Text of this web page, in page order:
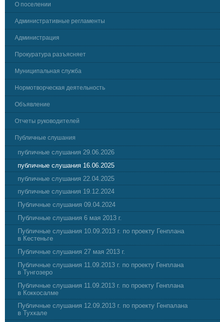
О поселении
Административные регламенты
Администрация
Прокуратура разъясняет
Муниципальная служба
Нормотворческая деятельность
Объявление
Отчеты руководителей
Публичные слушания
публичные слушания 29.06.2026
публичные слушания 16.06.2025
публичные слушания 22.04.2025
публичные слушания 19.12.2024
Публичные слушания 09.04.2024
Публичные слушания 6 мая 2013 г.
Публичные слушания 10.09.2013 г. по проекту Генплана
в Кестеньге
Публичные слушания 27 мая 2013 г.
Публичные слушания 11.09.2013 г. по проекту Генплана
в Тунгозеро
Публичные слушания 11.09.2013 г. по проекту Генплана
в Коккосалме
Публичные слушания 12.09.2013 г. по проекту Генпалана
в Тухкале